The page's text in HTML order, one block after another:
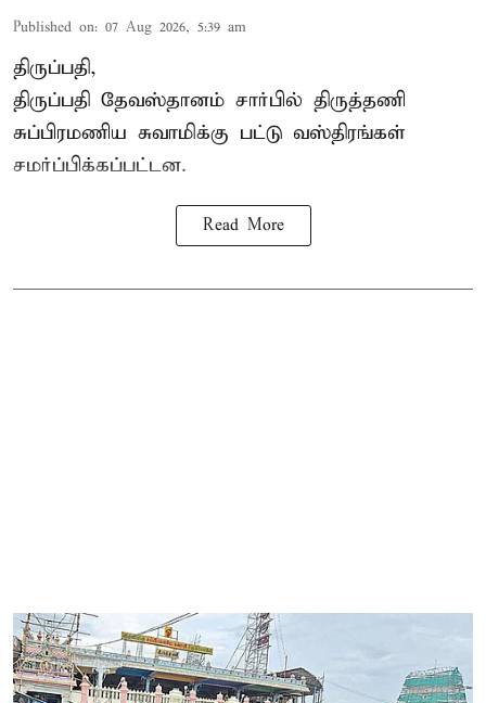
Published on: 07 Aug 2026, 5:39 am
திருப்பதி,
திருப்பதி தேவஸ்தானம் சார்பில் திருத்தணி
சுப்பிரமணிய சுவாமிக்கு பட்டு வஸ்திரங்கள்
சமர்ப்பிக்கப்பட்டன.
Read More